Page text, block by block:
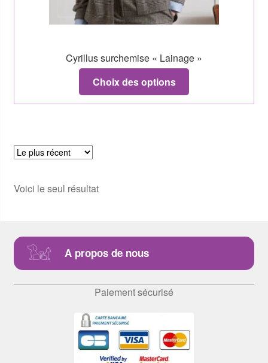
Cyrillus surchemise « Lainage »
Choix des options
Voici le seul résultat
A propos de nous
Paiement sécurisé